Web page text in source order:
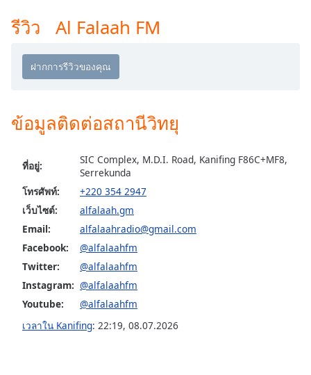
Descriptions
descriptions
off,
Subtitles
settings
opens
subtitles
settings
subtitles
off,
selected
Track
Picture-
รีวิว Al Falaah FM
ข้อมูลติดต่อสถานีวิทยุ
ที่อยู่:
SIC Complex, M.D.I. Road, Kanifing F86C+MF8,
Serrekunda
โทรศัพท์:
+220 354 2947
เว็บไซต์:
alfalaah.gm
Email:
alfalaahradio@gmail.com
Facebook:
@alfalaahfm
Twitter:
@alfalaahfm
Instagram: @alfalaahfm
Youtube:
@alfalaahfm
เวลาใน Kanifing: 22:19, 08.07.2026